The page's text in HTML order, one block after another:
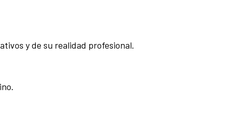
y de su realidad profesional.